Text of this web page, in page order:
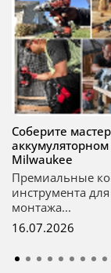
Соберите
Milwaukee
Премиальные
инструмента
монтажа...
16.07.2026